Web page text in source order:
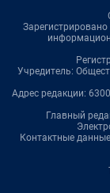
Учредитель:
Адрес редакции:
Главный
Контактные